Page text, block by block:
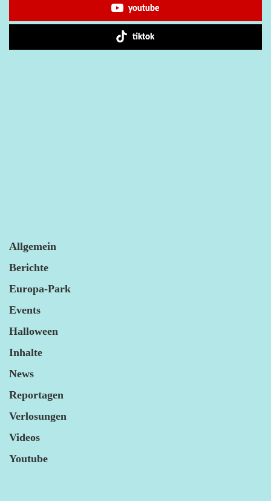
youtube
tiktok
Allgemein
Berichte
Europa-Park
Events
Halloween
Inhalte
News
Reportagen
Verlosungen
Videos
Youtube